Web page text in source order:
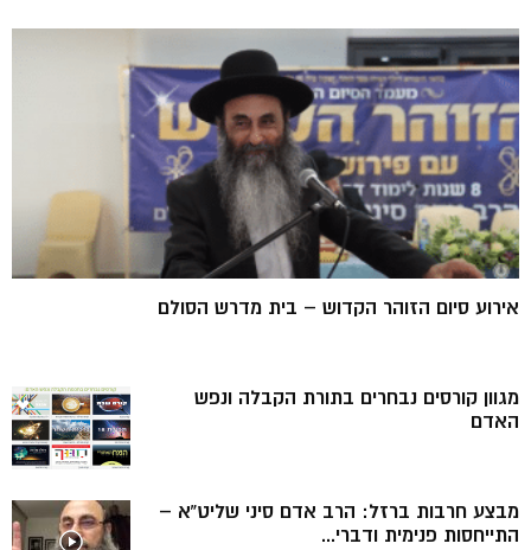
אירוע סיום הזוהר הקדוש – בית מדרש הסולם
מגוון קורסים נבחרים בתורת הקבלה ונפש
האדם
מבצע חרבות ברזל: הרב אדם סיני שליט”א –
התייחסות פנימית ודברי...